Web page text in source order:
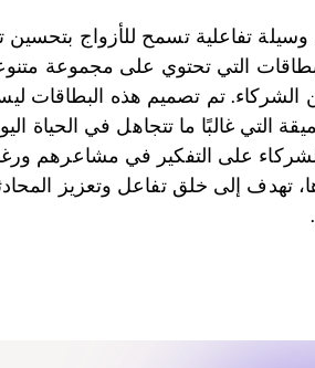
وسيلة تفاعلية تسمح للأزواج
التي تحتوي على مجموعة
الشركاء. تم تصميم هذه
التي غالبًا ما تتجاهل في الحياة
على التفكير في مشاعرهم
تهدف إلى خلق تفاعل وتعزيز